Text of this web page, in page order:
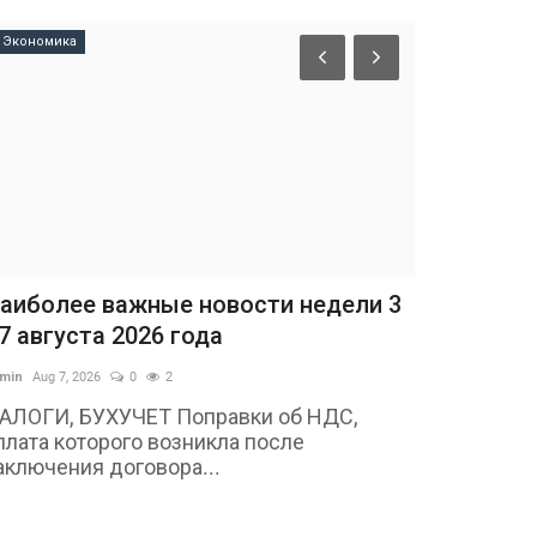
Экономика
важные новости недели 3
августа 2026 года
Aug 7, 2026 0 2
БУХУЧЕТ Поправки об НДС,
которого возникла после
договора...